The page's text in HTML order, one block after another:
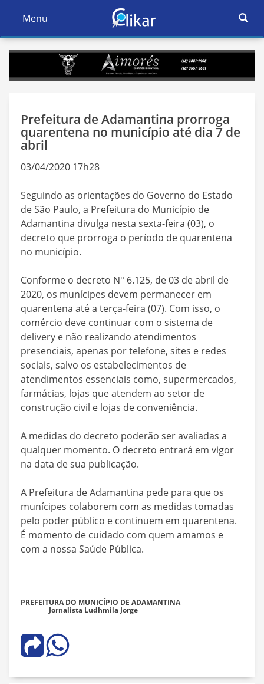
Ativar
Navegação
Menu
Ativar
Prefeitura de Adamantina prorroga
quarentena no município até dia 7 de
abril
03/04/2020 17h28
Seguindo as orientações do Governo do Estado
de São Paulo, a Prefeitura do Município de
Adamantina divulga nesta sexta-feira (03), o
decreto que prorroga o período de quarentena
no município.
Conforme o decreto N° 6.125, de 03 de abril de
2020, os munícipes devem permanecer em
quarentena até a terça-feira (07). Com isso, o
comércio deve continuar com o sistema de
delivery e não realizando atendimentos
presenciais, apenas por telefone, sites e redes
sociais, salvo os estabelecimentos de
atendimentos essenciais como, supermercados,
farmácias, lojas que atendem ao setor de
construção civil e lojas de conveniência.
A medidas do decreto poderão ser avaliadas a
qualquer momento. O decreto entrará em vigor
na data de sua publicação.
A Prefeitura de Adamantina pede para que os
munícipes colaborem com as medidas tomadas
pelo poder público e continuem em quarentena.
É momento de cuidado com quem amamos e
com a nossa Saúde Pública.
PREFEITURA DO MUNICÍPIO DE ADAMANTINA
Jornalista Ludhmila Jorge